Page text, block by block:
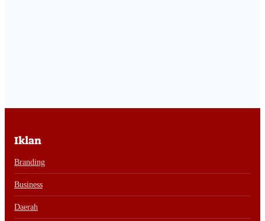
Iklan
Branding
Business
Daerah